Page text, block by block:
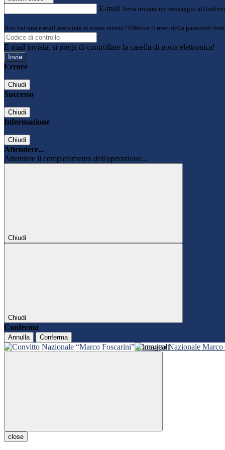
E-mail Verrà inviato un messaggio
Non hai una e-mail associata al nome utente? Effettua il reset della password
E-mail inviata, si prega di controllare la casella di posta elettronica!
Errore
Chiudi
Successo
Chiudi
Informazione
Chiudi
Attendere...
Attendere il completamento dell'operazione...
Chiudi
Chiudi
Conferma
Annulla Conferma
Convitto Nazionale Marco
close